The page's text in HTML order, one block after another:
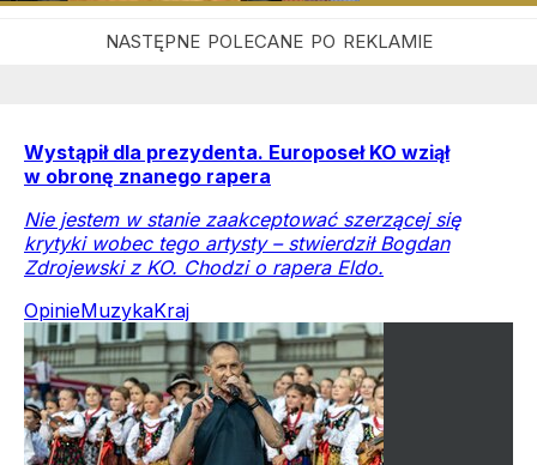
Wystąpił dla prezydenta. Europoseł KO wziął
w obronę znanego rapera
Nie jestem w stanie zaakceptować szerzącej się
krytyki wobec tego artysty – stwierdził Bogdan
Zdrojewski z KO. Chodzi o rapera Eldo.
OpinieMuzykaKraj